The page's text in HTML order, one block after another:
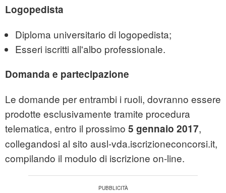
Logopedista
Diploma universitario di logopedista;
Esseri iscritti all'albo professionale.
Domanda e partecipazione
Le domande per entrambi i ruoli, dovranno essere
prodotte esclusivamente tramite procedura
telematica, entro il prossimo 5 gennaio 2017,
collegandosi al sito ausl-vda.iscrizioneconcorsi.it,
compilando il modulo di iscrizione on-line.